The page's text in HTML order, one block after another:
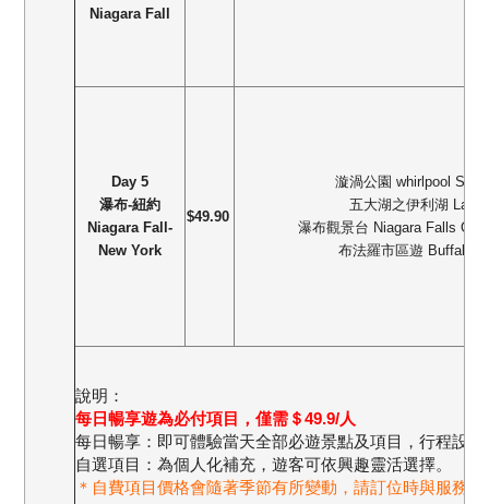
Niagara Fall
Day 5
瀑布-紐約
Niagara Fall-
New York
$49.90
漩渦公園 whirlpool
五大湖之伊利湖
瀑布觀景台 Niagara Falls
布法羅市區遊 Buffalo
說明：
每日暢享遊為必付項目，僅需＄49.9/人
每日暢享：即可體驗當天全部必遊景點及項目，行程設
自選項目：為個人化補充，遊客可依興趣靈活選擇。
＊自費項目價格會隨著季節有所變動，請訂位時與服務人